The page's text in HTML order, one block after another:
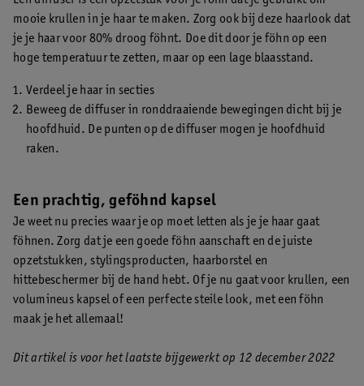
mooie krullen in je haar te maken. Zorg ook bij deze haarlook dat
je je haar voor 80% droog föhnt. Doe dit door je föhn op een
hoge temperatuur te zetten, maar op een lage blaasstand.
Verdeel je haar in secties
Beweeg de diffuser in ronddraaiende bewegingen dicht bij je
hoofdhuid. De punten op de diffuser mogen je hoofdhuid
raken.
Een prachtig, geföhnd kapsel
Je weet nu precies waar je op moet letten als je je haar gaat
föhnen. Zorg dat je een goede föhn aanschaft en de juiste
opzetstukken, stylingsproducten, haarborstel en
hittebeschermer bij de hand hebt. Of je nu gaat voor krullen, een
volumineus kapsel of een perfecte steile look, met een föhn
maak je het allemaal!
Dit artikel is voor het laatste bijgewerkt op 12 december 2022